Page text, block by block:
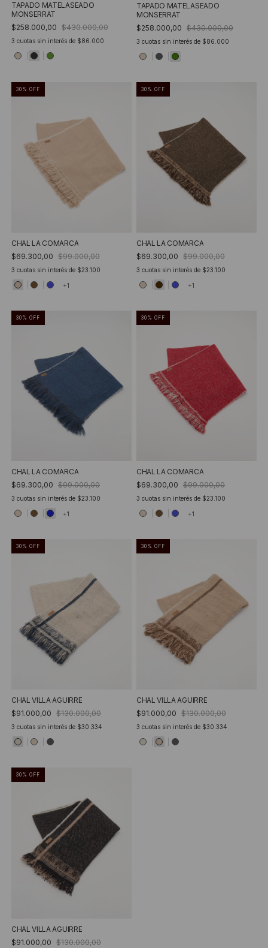
TAPADO MATELASEADO
MONSERRAT
$258.000,00 $430.000,00
3 cuotas sin interés de $86.000
TAPADO MATELASEADO
MONSERRAT
$258.000,00 $430.000,00
3 cuotas sin interés de $86.000
30 % OFF
CHAL LA COMARCA
$69.300,00 $99.000,00
3 cuotas sin interés de $23.100
+1
30 % OFF
CHAL LA COMARCA
$69.300,00 $99.000,00
3 cuotas sin interés de $23.100
+1
30 % OFF
CHAL LA COMARCA
$69.300,00 $99.000,00
3 cuotas sin interés de $23.100
+1
30 % OFF
CHAL LA COMARCA
$69.300,00 $99.000,00
3 cuotas sin interés de $23.100
+1
30 % OFF
CHAL VILLA AGUIRRE
$91.000,00 $130.000,00
3 cuotas sin interés de $30.334
30 % OFF
CHAL VILLA AGUIRRE
$91.000,00 $130.000,00
3 cuotas sin interés de $30.334
30 % OFF
CHAL VILLA AGUIRRE
$91.000,00 $130.000,00